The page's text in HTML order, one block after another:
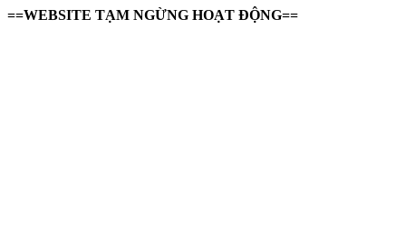
==WEBSITE TẠM NGỪNG HOẠT ĐỘNG==